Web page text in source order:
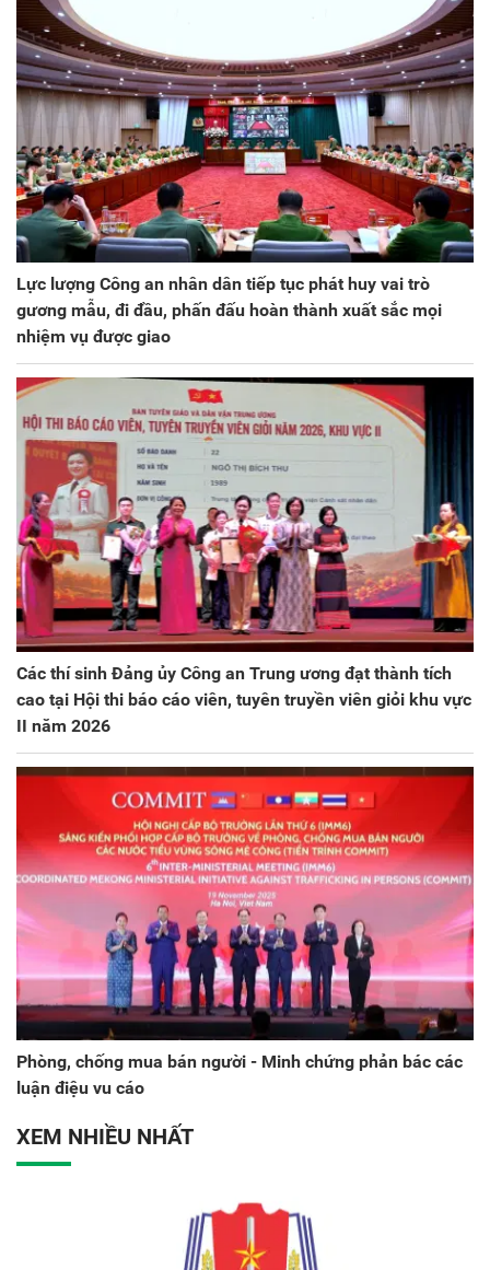
Lực lượng Công an nhân dân tiếp tục phát huy vai trò
gương mẫu, đi đầu, phấn đấu hoàn thành xuất sắc mọi
nhiệm vụ được giao
Các thí sinh Đảng ủy Công an Trung ương đạt thành tích
cao tại Hội thi báo cáo viên, tuyên truyền viên giỏi khu vực
II năm 2026
Phòng, chống mua bán người - Minh chứng phản bác các
luận điệu vu cáo
XEM NHIỀU NHẤT